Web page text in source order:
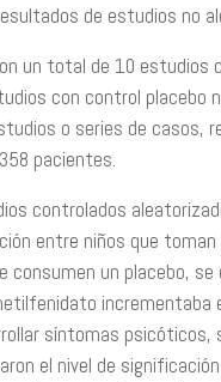
de estudios no
un total de 10 estudios
con control placebo
o series de casos,
pacientes.
controlados
entre niños que toman
consumen un placebo, se
incrementaba
síntomas psicóticos,
el nivel de